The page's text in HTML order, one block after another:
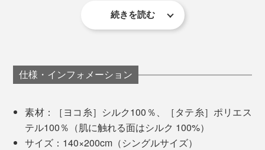
ズ」、淡く高貴な紫の「ラベンダー」、無染色の「ピュ
アホワイト」の3色。
肌触りの第一印象だけでなく、寝心地も別格の心地よ
「温かさ」については、ウール100％のもの方が上のよ
『Silk Aura』＋羽毛布団で充分な温かさ。
春は上にかける布団を薄くして。夏も、エアコンをかけ
続きを読む
仕様・インフォメーション
素材：［ヨコ糸］シルク100％、［タテ糸］ポリエス
テル100％（肌に触れる面はシルク 100%）
サイズ：140×200cm（シングルサイズ）